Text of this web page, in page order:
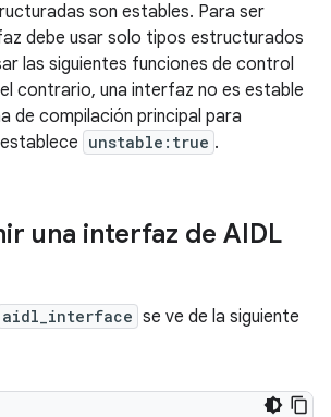
son estables. Para ser
debe usar solo tipos estructurados
las siguientes funciones de control
contrario, una interfaz no es estable
de compilación principal para
unstable:true .
una interfaz de AIDL
aidl_interface se ve de la siguiente